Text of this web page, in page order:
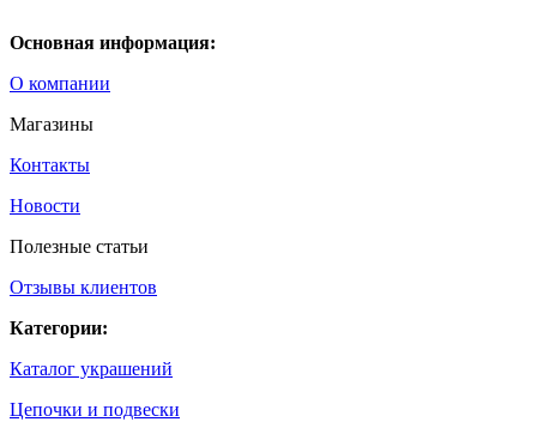
Основная информация:
О компании
Магазины
Контакты
Новости
Полезные статьи
Отзывы клиентов
Категории:
Каталог украшений
Цепочки и подвески